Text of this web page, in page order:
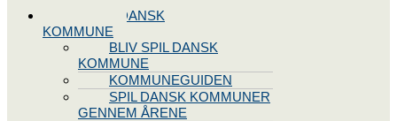
BLIV SPIL DANSK
KOMMUNE
BLIV SPIL DANSK
KOMMUNE
KOMMUNEGUIDEN
SPIL DANSK KOMMUNER
GENNEM ÅRENE